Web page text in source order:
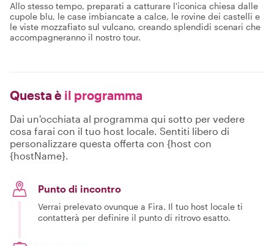
Allo stesso tempo, preparati a catturare l'iconica chiesa dalle
cupole blu, le case imbiancate a calce, le rovine dei castelli e
le viste mozzafiato sul vulcano, creando splendidi scenari che
accompagneranno il nostro tour.
Questa è il programma
Dai un'occhiata al programma qui sotto per vedere
cosa farai con il tuo host locale. Sentiti libero di
personalizzare questa offerta con {host con
{hostName}.
Punto di incontro
Verrai prelevato ovunque a Fira. Il tuo host locale ti
contatterà per definire il punto di ritrovo esatto.